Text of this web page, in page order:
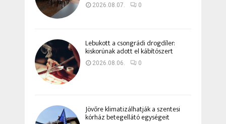
2026.08.07. 0
Lebukott a csongrádi drogdíler:
kiskorúnak adott el kábítószert
2026.08.06. 0
Jövőre klimatizálhatják a szentesi
kórház betegellátó egységeit